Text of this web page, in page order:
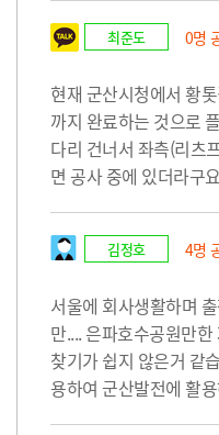
최준도 0명
현재 군산시청에서 황
까지 완료하는 것으로
다리 건너서 좌측(리츠
면 공사 중에 있더라구
김정호 4명
서울에 회사생활하며
만.... 은파호수공원만
찾기가 쉽지 않은거 같
용하여 군산발전에 활